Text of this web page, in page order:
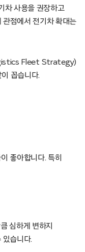
차 사용을 권장하고
관점에서 전기차 확대는
Fleet Strategy)
꼽습니다.
좋아합니다. 특히
심하게 변하지
있습니다.